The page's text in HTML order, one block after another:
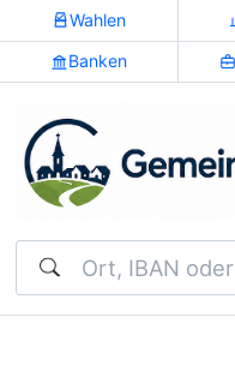
Wahlen
Banken
Suchen